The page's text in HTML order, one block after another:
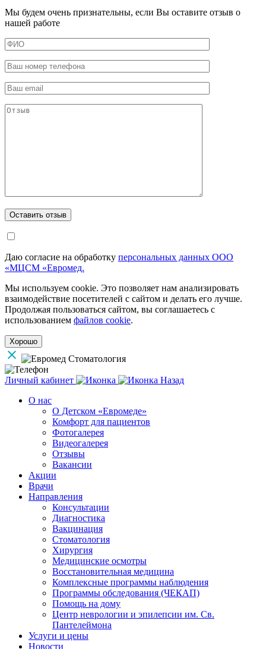
Мы будем очень признательны, если Вы оставите отзыв о
нашей работе
Даю согласие на обработку персональных данных ООО
«МЦСМ «Евромед.
Мы используем cookie. Это позволяет нам анализировать
взаимодействие посетителей с сайтом и делать его лучше.
Продолжая пользоваться сайтом, вы соглашаетесь с
использованием файлов cookie.
Хорошо
Личный кабинет
Назад
О нас
О Детском «Евромеде»
Комфорт для пациентов
Фотогалерея
Видеогалерея
Отзывы
Вакансии
Акции
Врачи
Направления
Консультации
Диагностика
Вакцинация
Стоматология
Хирургия
Медицинские осмотры
Восстановительная медицина
Комплексные программы наблюдения
Программы обследования (ЧЕКАП)
Помощь на дому
Центр неврологии и эпилепсии им. Св.
Пантелеймона
Услуги и цены
Новости